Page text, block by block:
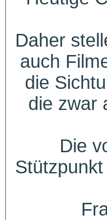
Daher
auch
die
die zwar
Die